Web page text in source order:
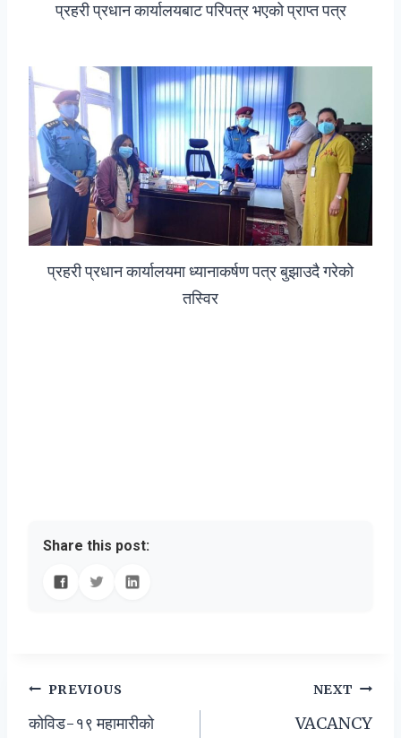
प्रहरी प्रधान कार्यालयबाट परिपत्र भएको प्राप्त पत्र
प्रहरी प्रधान कार्यालयमा ध्यानाकर्षण पत्र बुझाउदै गरेको
तस्विर
Share this post:
Post
navigation
PREVIOUS
कोविड-१९ महामारीको
NEXT
VACANCY